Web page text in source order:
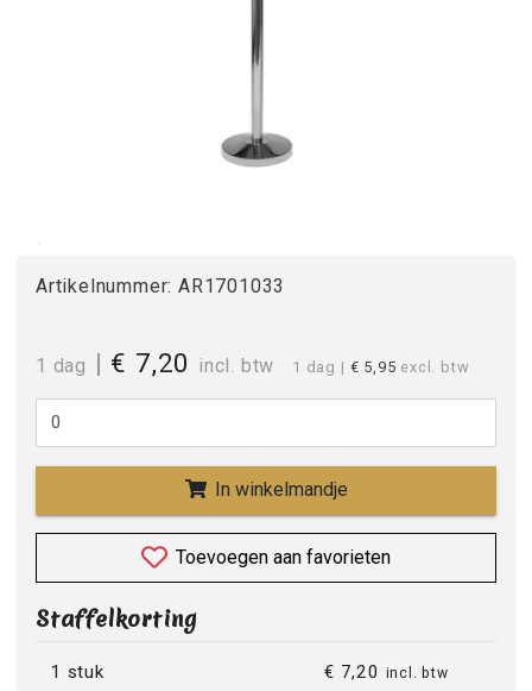
Artikelnummer: AR1701033
1 dag | € 7,20 incl. btw 1 dag | € 5,95 excl. btw
In winkelmandje
Toevoegen aan favorieten
Staffelkorting
1 stuk € 7,20 incl. btw